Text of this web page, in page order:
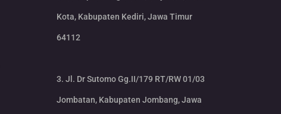
Kota, Kabupaten Kediri, Jawa Timur
64112
3. Jl. Dr Sutomo Gg.II/179 RT/RW 01/03
Jombatan, Kabupaten Jombang, Jawa